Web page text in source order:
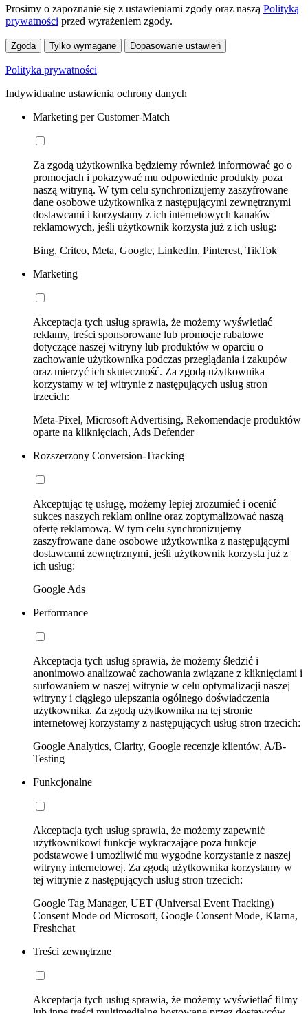
Prosimy o zapoznanie się z ustawieniami zgody oraz naszą Polityką
prywatności przed wyrażeniem zgody.
Zgoda Tylko wymagane Dopasowanie ustawień
Polityka prywatności
Indywidualne ustawienia ochrony danych
Marketing per Customer-Match
Za zgodą użytkownika będziemy również informować go o
promocjach i pokazywać mu odpowiednie produkty poza
naszą witryną. W tym celu synchronizujemy zaszyfrowane
dane osobowe użytkownika z następującymi zewnętrznymi
dostawcami i korzystamy z ich internetowych kanałów
reklamowych, jeśli użytkownik korzysta już z ich usług:
Bing, Criteo, Meta, Google, LinkedIn, Pinterest, TikTok
Marketing
Akceptacja tych usług sprawia, że możemy wyświetlać
reklamy, treści sponsorowane lub promocje rabatowe
dotyczące naszej witryny lub produktów w oparciu o
zachowanie użytkownika podczas przeglądania i zakupów
oraz mierzyć ich skuteczność. Za zgodą użytkownika
korzystamy w tej witrynie z następujących usług stron
trzecich:
Meta-Pixel, Microsoft Advertising, Rekomendacje produktów
oparte na kliknięciach, Ads Defender
Rozszerzony Conversion-Tracking
Akceptując tę usługę, możemy lepiej zrozumieć i ocenić
sukces naszych reklam online oraz zoptymalizować naszą
ofertę reklamową. W tym celu synchronizujemy
zaszyfrowane dane osobowe użytkownika z następującymi
dostawcami zewnętrznymi, jeśli użytkownik korzysta już z
ich usług:
Google Ads
Performance
Akceptacja tych usług sprawia, że możemy śledzić i
anonimowo analizować zachowania związane z kliknięciami i
surfowaniem w naszej witrynie w celu optymalizacji naszej
witryny i ciągłego ulepszania ogólnego doświadczenia
użytkownika. Za zgodą użytkownika na tej stronie
internetowej korzystamy z następujących usług stron trzecich:
Google Analytics, Clarity, Google recenzje klientów, A/B-
Testing
Funkcjonalne
Akceptacja tych usług sprawia, że możemy zapewnić
użytkownikowi funkcje wykraczające poza funkcje
podstawowe i umożliwić mu wygodne korzystanie z naszej
witryny internetowej. Za zgodą użytkownika korzystamy w
tej witrynie z następujących usług stron trzecich:
Google Tag Manager, UET (Universal Event Tracking)
Consent Mode od Microsoft, Google Consent Mode, Klarna,
Freshchat
Treści zewnętrzne
Akceptacja tych usług sprawia, że możemy wyświetlać filmy